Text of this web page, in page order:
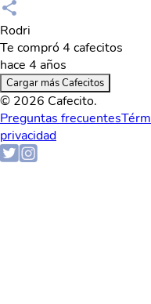
Rodri
Te compró 4 cafecitos
hace 4 años
Cargar más Cafecitos
© 2026 Cafecito.
Preguntas frecuentes
privacidad